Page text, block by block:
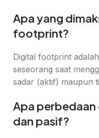
Apa yang
footprint?
Digital footprint
seseorang saat
sadar (aktif) maupun
Apa
dan pasif?